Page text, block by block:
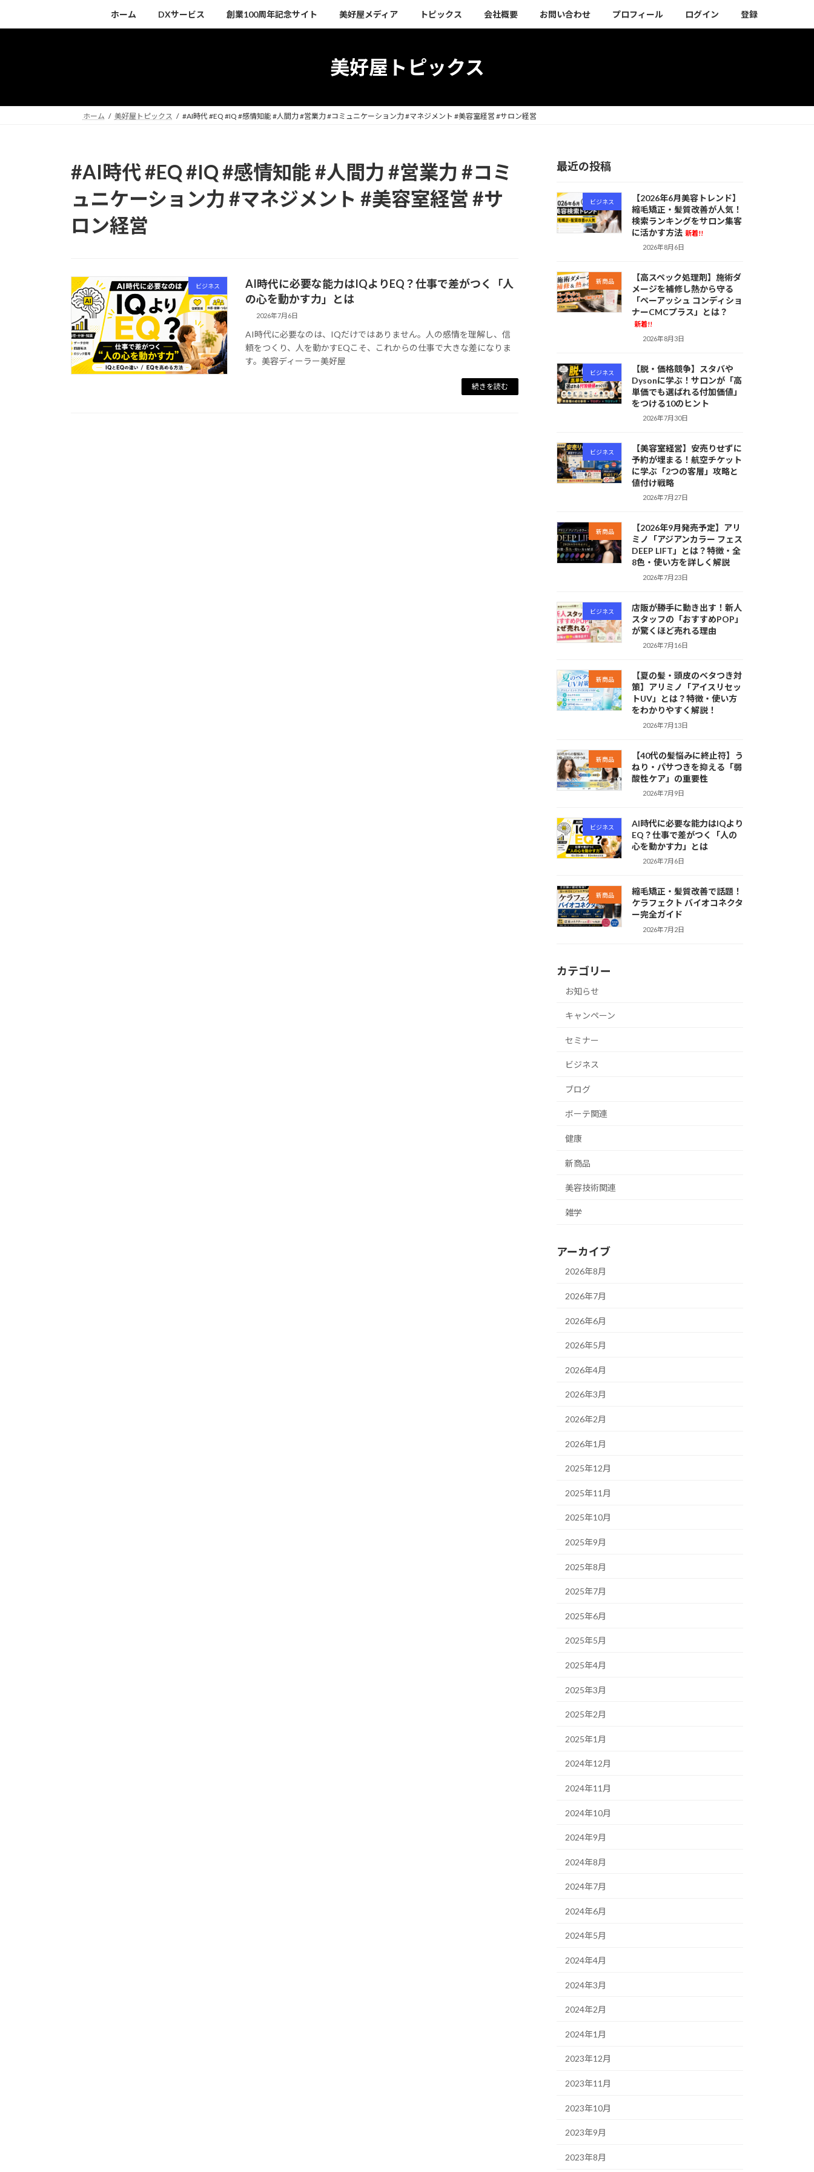
キ
に
ホーム DXサービス 創業100周年記念サイト 美好屋メディア トピックス 会社概要 お問い合わせ プロフィール ログイン 登録
美好屋トピックス
ホーム 美好屋トピックス #AI時代 #EQ #IQ #感情知能 #人間力 #営業力 #コミュニケーション力 #マネジメント #美容室経営 #サロン経営
#AI時代 #EQ #IQ #感情知能 #人間力 #営業力 #コミ
ュニケーション力 #マネジメント #美容室経営 #サ
ロン経営
ビジネス
AI時代に必要な能力はIQよりEQ？仕事で差がつく「人
の心を動かす力」とは
2026年7月6日
AI時代に必要なのは、IQだけではありません。人の感情を理解し、信
頼をつくり、人を動かすEQこそ、これからの仕事で大きな差になりま
す。美容ディーラー美好屋
続きを読む
最近の投稿
ビジネス
【2026年6月美容トレンド】
縮毛矯正・髪質改善が人気！
検索ランキングをサロン集客
に活かす方法 新着!!
2026年8月6日
新商品
【高スペック処理剤】施術ダ
メージを補修し熱から守る
「ペーアッシュ コンディショ
ナーCMCプラス」とは？
新着!!
2026年8月3日
ビジネス
【脱・価格競争】スタバや
Dysonに学ぶ！サロンが「高
単価でも選ばれる付加価値」
をつける10のヒント
2026年7月30日
ビジネス
【美容室経営】安売りせずに
予約が埋まる！航空チケット
に学ぶ「2つの客層」攻略と
値付け戦略
2026年7月27日
新商品
【2026年9月発売予定】アリ
ミノ「アジアンカラー フェス
DEEP LIFT」とは？特徴・全
8色・使い方を詳しく解説
2026年7月23日
ビジネス
店販が勝手に動き出す！新人
スタッフの「おすすめPOP」
が驚くほど売れる理由
2026年7月16日
新商品
【夏の髪・頭皮のベタつき対
策】アリミノ「アイスリセッ
トUV」とは？特徴・使い方
をわかりやすく解説！
2026年7月13日
新商品
【40代の髪悩みに終止符】う
ねり・パサつきを抑える「弱
酸性ケア」の重要性
2026年7月9日
ビジネス
AI時代に必要な能力はIQより
EQ？仕事で差がつく「人の
心を動かす力」とは
2026年7月6日
新商品
縮毛矯正・髪質改善で話題！
ケラフェクト バイオコネクタ
ー完全ガイド
2026年7月2日
カテゴリー
お知らせ
キャンペーン
セミナー
ビジネス
ブログ
ボーテ関連
健康
新商品
美容技術関連
雑学
アーカイブ
2026年8月
2026年7月
2026年6月
2026年5月
2026年4月
2026年3月
2026年2月
2026年1月
2025年12月
2025年11月
2025年10月
2025年9月
2025年8月
2025年7月
2025年6月
2025年5月
2025年4月
2025年3月
2025年2月
2025年1月
2024年12月
2024年11月
2024年10月
2024年9月
2024年8月
2024年7月
2024年6月
2024年5月
2024年4月
2024年3月
2024年2月
2024年1月
2023年12月
2023年11月
2023年10月
2023年9月
2023年8月